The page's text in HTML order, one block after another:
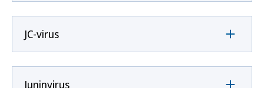
JC-virus
Juninvirus